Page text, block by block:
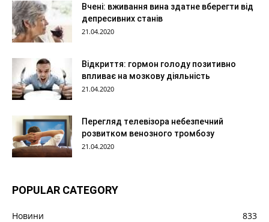
Вчені: вживання вина здатне вберегти від
депресивних станів
21.04.2020
Відкриття: гормон голоду позитивно
впливає на мозкову діяльність
21.04.2020
Перегляд телевізора небезпечний
розвитком венозного тромбозу
21.04.2020
POPULAR CATEGORY
Новини
833